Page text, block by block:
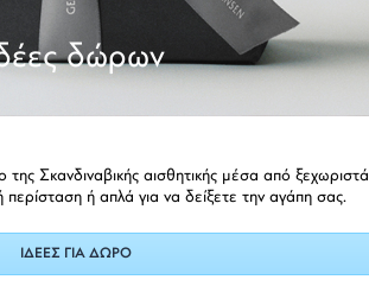
δώρων
Σκανδιναβικής αισθητικής μέσα από ξεχωριστά
περίσταση ή απλά για να δείξετε την αγάπη σας.
ΙΔΕΕΣ ΓΙΑ ΔΩΡΟ